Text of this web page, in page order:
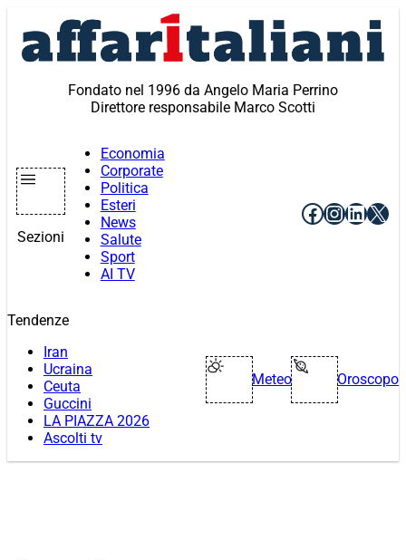
contenuto
Fondato nel 1996 da Angelo Maria Perrino
Direttore responsabile Marco Scotti
Sezioni
Economia
Corporate
Politica
Esteri
News
Salute
Sport
AI TV
Facebook
X
Tendenze
Iran
Ucraina
Ceuta
Guccini
LA PIAZZA 2026
Ascolti tv
Meteo Oroscopo